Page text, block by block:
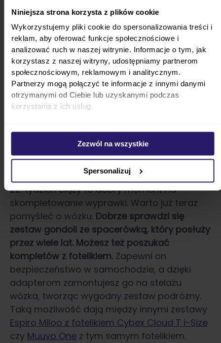
Niniejsza strona korzysta z plików cookie
Wykorzystujemy pliki cookie do spersonalizowania treści i
reklam, aby oferować funkcje społecznościowe i
analizować ruch w naszej witrynie. Informacje o tym, jak
korzystasz z naszej witryny, udostępniamy partnerom
społecznościowym, reklamowym i analitycznym.
Partnerzy mogą połączyć te informacje z innymi danymi
otrzymanymi od Ciebie lub uzyskanymi podczas
korzystania z ich usług.
Zezwól na wszystkie
Spersonalizuj
snem wpływają na koncentrację i pamięć.
Możliwe są również okresowe wahania
nastroju. Czasem towarzyszy Ci napływ
energii, jednak zdarza się też, że pojawiają się
momentach rozdrażnienia czy płaczliwości
warto szukać wsparcia w rozmowie z
22. tydzień ciąży to dobry moment na
skompletowanie wyprawki. Warto już teraz
pomyśleć o wózku. Dobrze sprawdzi się
zestaw gondoli ze spacerówką, który posłuży
przez wiele lat. Możesz też poszukać
kompletów z fotelikiem. Zapewni on
bezpieczeństwo w samochodzie, a dzięki
adapterom zamontujesz go na stelażu
wózka, tworząc wygodny zestaw podróżny.
Taką możliwość dają między innymi zestawy
Espiro Miloo z fotelikiem Cybex Cloud T i-Size
czy Muuvo One z tym samym fotelikiem.